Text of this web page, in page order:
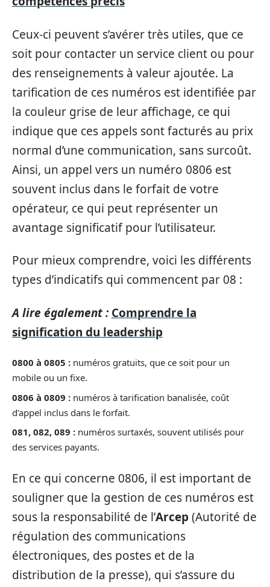
Ceux-ci peuvent s’avérer très utiles, que ce
soit pour contacter un service client ou pour
des renseignements à valeur ajoutée. La
tarification de ces numéros est identifiée par
la couleur grise de leur affichage, ce qui
indique que ces appels sont facturés au prix
normal d’une communication, sans surcoût.
Ainsi, un appel vers un numéro 0806 est
souvent inclus dans le forfait de votre
opérateur, ce qui peut représenter un
avantage significatif pour l’utilisateur.
Pour mieux comprendre, voici les différents
types d’indicatifs qui commencent par 08 :
A lire également : Comprendre la
signification du leadership
0800 à 0805 : numéros gratuits, que ce soit pour un
mobile ou un fixe.
0806 à 0809 : numéros à tarification banalisée, coût
d’appel inclus dans le forfait.
081, 082, 089 : numéros surtaxés, souvent utilisés pour
des services payants.
En ce qui concerne 0806, il est important de
souligner que la gestion de ces numéros est
sous la responsabilité de l’Arcep(Autorité de
régulation des communications
électroniques, des postes et de la
distribution de la presse), qui s’assure du